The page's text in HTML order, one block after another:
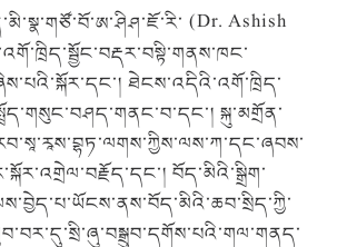
(Dr. Ashish
ཐེངས་འདིའི་འགོ་ཁྲིད་
སྐུ་མགྲོན་
བོད་མིའི་སྒྲིག་